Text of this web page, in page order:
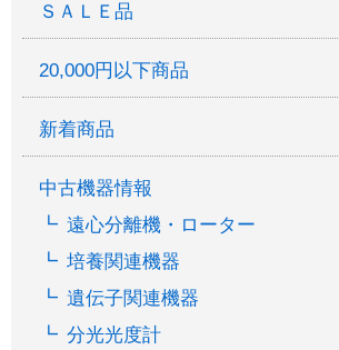
ＳＡＬＥ品
20,000円以下商品
新着商品
中古機器情報
遠心分離機・ローター
培養関連機器
遺伝子関連機器
分光光度計